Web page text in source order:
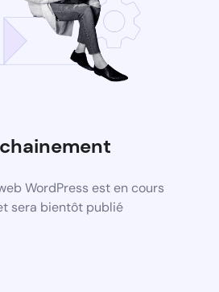
WordPress est en cours
sera bientôt publié